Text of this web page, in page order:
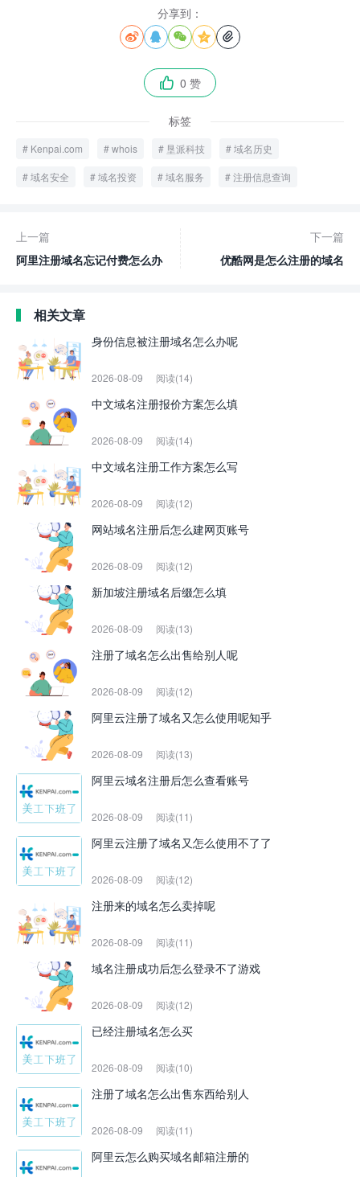
分享到：
    
 0 赞
标签
Kenpai.com whois 垦派科技 域名历史
域名安全 域名投资 域名服务 注册信息查询
上一篇
阿里注册域名忘记付费怎么办
下一篇
优酷网是怎么注册的域名
相关文章
身份信息被注册域名怎么办呢
2026-08-09 阅读(14)
中文域名注册报价方案怎么填
2026-08-09 阅读(14)
中文域名注册工作方案怎么写
2026-08-09 阅读(12)
网站域名注册后怎么建网页账号
2026-08-09 阅读(12)
新加坡注册域名后缀怎么填
2026-08-09 阅读(13)
注册了域名怎么出售给别人呢
2026-08-09 阅读(12)
阿里云注册了域名又怎么使用呢知乎
2026-08-09 阅读(13)
阿里云域名注册后怎么查看账号
2026-08-09 阅读(11)
阿里云注册了域名又怎么使用不了了
2026-08-09 阅读(12)
注册来的域名怎么卖掉呢
2026-08-09 阅读(11)
域名注册成功后怎么登录不了游戏
2026-08-09 阅读(12)
已经注册域名怎么买
2026-08-09 阅读(10)
注册了域名怎么出售东西给别人
2026-08-09 阅读(11)
阿里云怎么购买域名邮箱注册的